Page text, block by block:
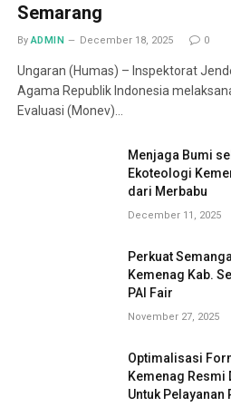
Semarang
By ADMIN December 18, 2025 0
Ungaran (Humas) – Inspektorat
Agama Republik Indonesia
Evaluasi (Monev)…
Menjaga Bumi
Ekoteologi
dari Merbabu
December 11, 2025
Perkuat
Kemenag Kab.
PAI Fair
November 27, 2025
Optimalisasi
Kemenag Resmi
Untuk Pelayanan